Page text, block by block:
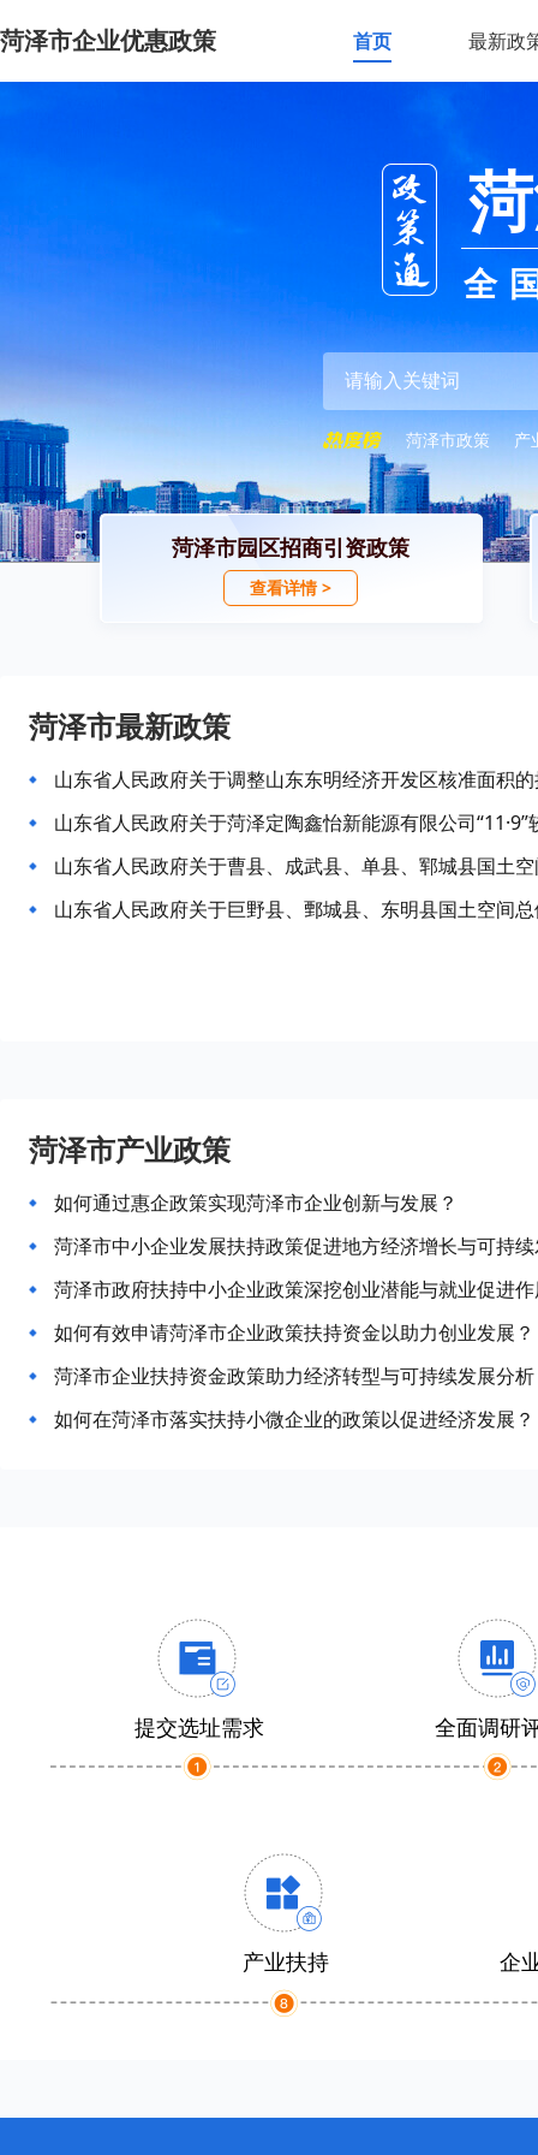
菏泽市企业优惠政策 首页 最新政
全
菏泽市政策 产
菏泽市园区招商引资政策
查看详情 >
菏泽市最新政策
山东省人民政府关于调整山东东明经济开发区核准面积
山东省人民政府关于菏泽定陶鑫怡新能源有限公司
山东省人民政府关于巨野县、鄄城县、东明县国土空间
菏泽市产业政策
如何通过惠企政策实现菏泽市企业创新与发展？
菏泽市中小企业发展扶持政策促进地方经济增长与可持
菏泽市政府扶持中小企业政策深挖创业潜能与就业促进
如何有效申请菏泽市企业政策扶持资金以助力创业发展？
菏泽市企业扶持资金政策助力经济转型与可持续发展分析
如何在菏泽市落实扶持小微企业的政策以促进经济发展？
提交选址需求 全面调研
产业扶持 企